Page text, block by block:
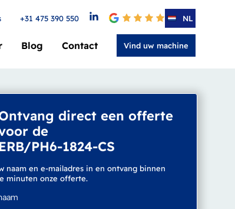
Blog Contact Vind uw machine
+31 475 390 550 4.6NL
direct een offerte
de
ERB/PH6-1824-CS
naam en e-mailadres in en ontvang binnen
minuten onze offerte.